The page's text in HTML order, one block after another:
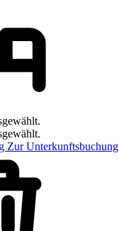
Zur Unterkunftsbuchung